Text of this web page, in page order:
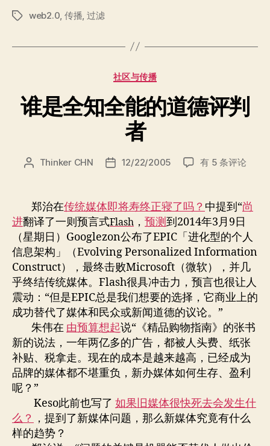
标
web2.0 传播 过滤
分
社区与传播
谁是全知全能的道德评判
者
文
者
Thinker CHN
发
期
12/22/2005
谁
知
全
能
的
道
德
评
判
者
有 5 条评论
郑治在传统媒体即将寿终正寝了吗？ 中提到“尚
进翻译了一则预言式Flash ， 预测到2014年3月9日
（星期日）Googlezon公布了EPIC「进化型的个人
信息架构」（Evolving Personalized Information
Construct），最终击败Microsoft（微软），并几
乎终结传统媒体。Flash很具冲击力，预言也很让人
震动：“但是EPIC总是我们想要的选择，它商业上的
成功替代了媒体和民众或新闻道德的议论。”
朱伟在 由预算想起说“《精品购物指南》的张书
新的说法，一年两亿多的广告，都被人头费、纸张
补贴、税拿走。现在的成本是越来越高，已经成为
品牌的媒体都不堪重负，新办媒体如何生存、盈利
呢？”
Keso此前也写了 如果旧媒体很快死去会发生什
么？ ，提到了新媒体问题，那么新媒体究竟有什么
样的趋势？